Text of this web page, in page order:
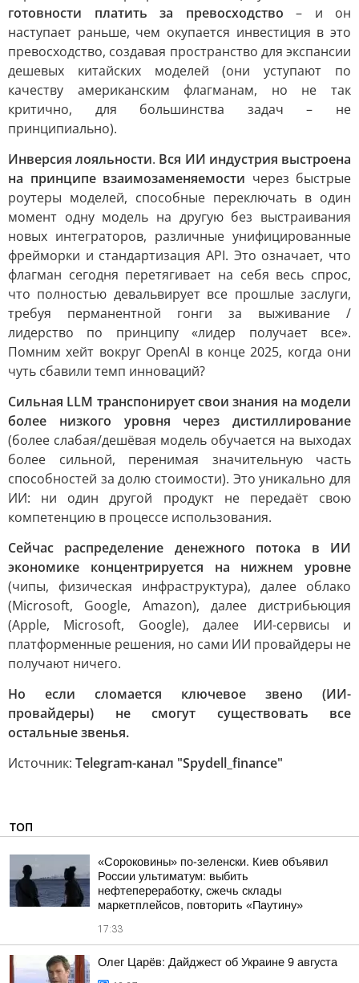
готовности платить за превосходство – и он
наступает раньше, чем окупается инвестиция в это
превосходство, создавая пространство для экспансии
дешевых китайских моделей (они уступают по
качеству американским флагманам, но не так
критично, для большинства задач – не
принципиально).
Инверсия лояльности. Вся ИИ индустрия выстроена
на принципе взаимозаменяемости через быстрые
роутеры моделей, способные переключать в один
момент одну модель на другую без выстраивания
новых интеграторов, различные унифицированные
фрейморки и стандартизация API. Это означает, что
флагман сегодня перетягивает на себя весь спрос,
что полностью девальвирует все прошлые заслуги,
требуя перманентной гонги за выживание /
лидерство по принципу «лидер получает все».
Помним хейт вокруг OpenAI в конце 2025, когда они
чуть сбавили темп инноваций?
Сильная LLM транспонирует свои знания на модели
более низкого уровня через дистиллирование
(более слабая/дешёвая модель обучается на выходах
более сильной, перенимая значительную часть
способностей за долю стоимости). Это уникально для
ИИ: ни один другой продукт не передаёт свою
компетенцию в процессе использования.
Сейчас распределение денежного потока в ИИ
экономике концентрируется на нижнем уровне
(чипы, физическая инфраструктура), далее облако
(Microsoft, Google, Amazon), далее дистрибьюция
(Apple, Microsoft, Google), далее ИИ-сервисы и
платформенные решения, но сами ИИ провайдеры не
получают ничего.
Но если сломается ключевое звено (ИИ-
провайдеры) не смогут существовать все
остальные звенья.
Источник: Telegram-канал "Spydell_finance"
ТОП
«Сороковины» по-зеленски. Киев объявил
России ультиматум: выбить
нефтепереработку, сжечь склады
маркетплейсов, повторить «Паутину»
17:33
Олег Царёв: Дайджест об Украине 9 августа